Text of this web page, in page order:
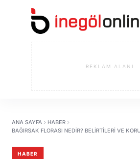
REKLAM ALANI
ANA SAYFA
HABER
BAĞIRSAK FLORASI NEDIR? BELIRTILERI VE
HABER